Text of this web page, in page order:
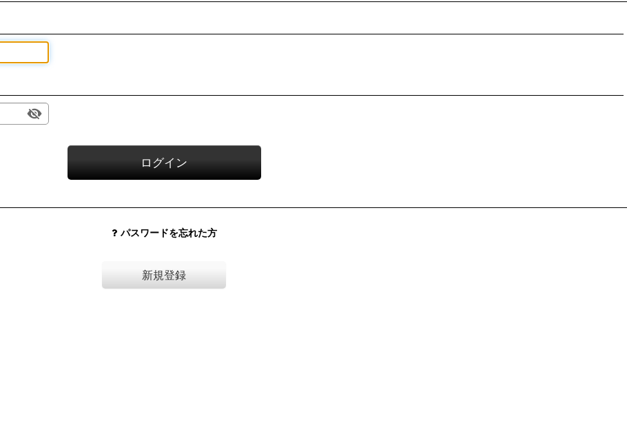
ログイン
パスワードを忘れた方
新規登録